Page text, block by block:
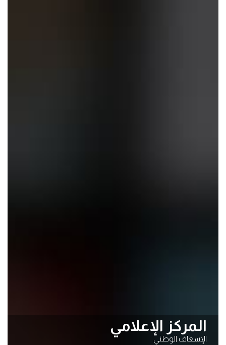
المركز الإعلامي
الإسعاف الوطني